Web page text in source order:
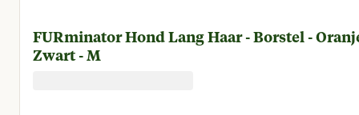
FURminator Hond Lang Haar - Borstel -
Zwart - M